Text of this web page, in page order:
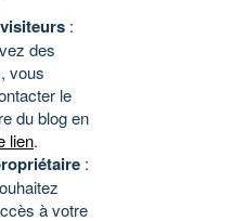
:
des
vous
le
du blog en
lien.
:
à votre